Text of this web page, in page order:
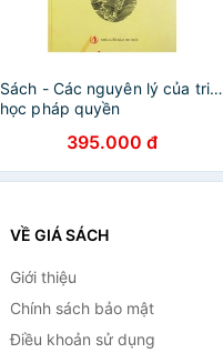
Sách - Các nguyên lý của triết
học pháp quyền
395.000 đ
VỀ GIÁ SÁCH
Giới thiệu
Chính sách bảo mật
Điều khoản sử dụng